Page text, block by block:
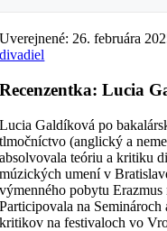
Uverejnené: 26. februára
divadiel
Recenzentka: Lucia
Lucia Galdíková po
tlmočníctvo (anglický a
absolvovala teóriu a kritiku
múzických umení v
výmenného pobytu
Participovala na
kritikov na festivaloch vo